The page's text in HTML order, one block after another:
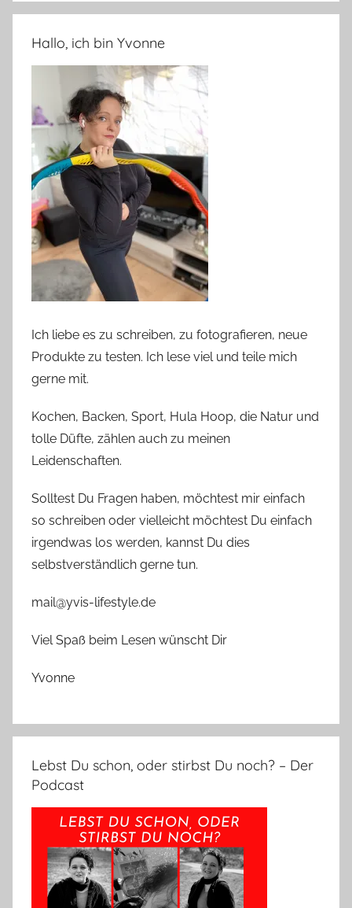
Hallo, ich bin Yvonne
Ich liebe es zu schreiben, zu fotografieren, neue
Produkte zu testen. Ich lese viel und teile mich
gerne mit.
Kochen, Backen, Sport, Hula Hoop, die Natur und
tolle Düfte, zählen auch zu meinen
Leidenschaften.
Solltest Du Fragen haben, möchtest mir einfach
so schreiben oder vielleicht möchtest Du einfach
irgendwas los werden, kannst Du dies
selbstverständlich gerne tun.
mail@yvis-lifestyle.de
Viel Spaß beim Lesen wünscht Dir
Yvonne
Lebst Du schon, oder stirbst Du noch? – Der
Podcast